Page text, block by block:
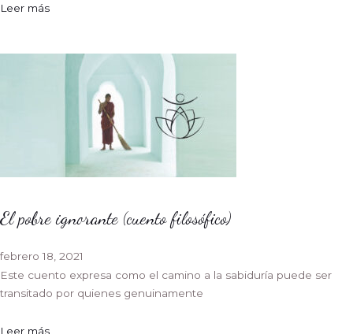
Leer más
El pobre ignorante (cuento filosófico)
febrero 18, 2021
Este cuento expresa como el camino a la sabiduría puede ser
transitado por quienes genuinamente
Leer más